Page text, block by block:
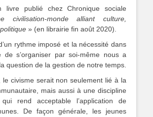
livre publié chez Chronique sociale
civilisation-monde alliant culture,
» (en librairie fin août 2020).
rythme imposé et la nécessité dans
de s’organiser par soi-même nous a
question de la gestion de notre temps.
le civisme serait non seulement lié à la
mais aussi à une discipline
qui rend acceptable l’application de
De façon générale, les jeunes